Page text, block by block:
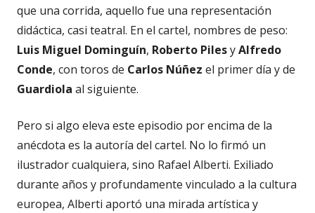
que una corrida, aquello fue una representación
didáctica, casi teatral. En el cartel, nombres de peso:
Luis Miguel Dominguín, Roberto PilesyAlfredo
Conde, con toros de Carlos Núñez el primer día y de
Guardiola al siguiente.
Pero si algo eleva este episodio por encima de la
anécdota es la autoría del cartel. No lo firmó un
ilustrador cualquiera, sino Rafael Alberti. Exiliado
durante años y profundamente vinculado a la cultura
europea, Alberti aportó una mirada artística y